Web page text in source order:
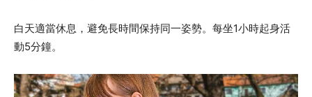
白天適當休息，避免長時間保持同一姿勢。每坐1小時起身活
動5分鐘。